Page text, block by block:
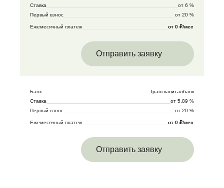
Ставка
от 6 %
Первый взнос
от 20 %
Ежемесячный платеж от 0 ₽/мес
Отправить заявку
Банк
Транскапиталбанк
Ставка
от 5,89 %
Первый взнос
от 20 %
Ежемесячный платеж от 0 ₽/мес
Отправить заявку